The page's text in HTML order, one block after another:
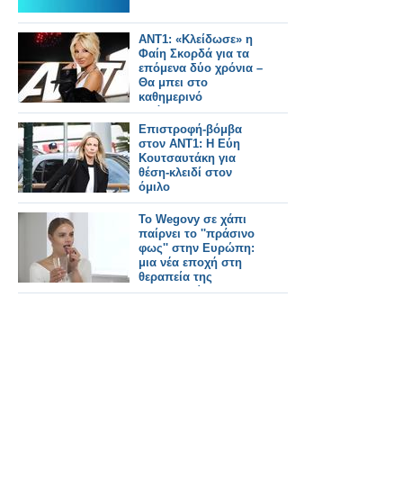
ANT1: «Κλείδωσε» η
Φαίη Σκορδά για τα
επόμενα δύο χρόνια –
Θα μπει στο
καθημερινό
πρόγραμμα;
Επιστροφή-βόμβα
στον ΑΝΤ1: Η Εύη
Κουτσαυτάκη για
θέση-κλειδί στον
όμιλο
Το Wegovy σε χάπι
παίρνει το ''πράσινο
φως'' στην Ευρώπη:
μια νέα εποχή στη
θεραπεία της
παχυσαρκίας